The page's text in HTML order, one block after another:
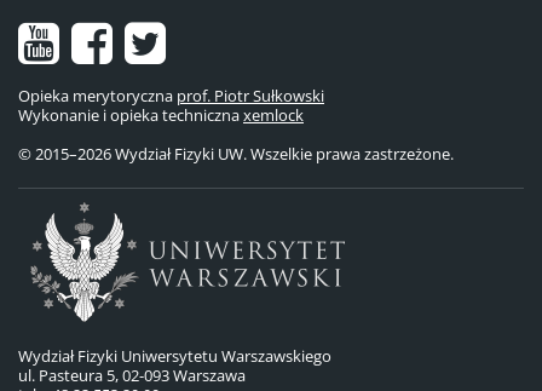
Nasz
kanał
na
YouTube
Nasz
fanpage
na
Facebooku
Nasze
konto
na
Twitterze
Opieka merytoryczna prof. Piotr Sułkowski
Wykonanie i opieka technicznaxemlock
© 2015–2026 Wydział Fizyki UW. Wszelkie prawa zastrzeżone.
Wydział Fizyki Uniwersytetu Warszawskiego
ul. Pasteura 5, 02-093 Warszawa